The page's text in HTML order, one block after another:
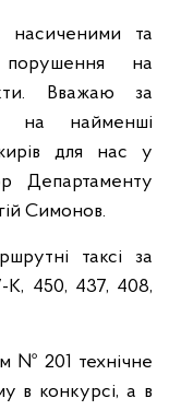
насиченими та
порушення на
Вважаю за
на найменші
для нас у
Департаменту
Симонов.
таксі за
450, 437, 408,
№ 201 технічне
в конкурсі, а в